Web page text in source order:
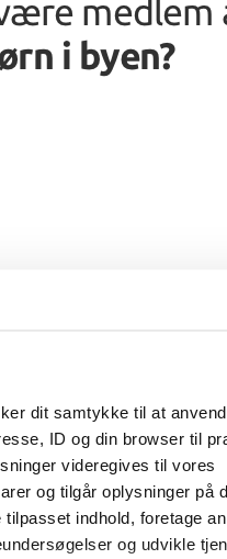
dit samtykke til at
ID og din browser til
videregives til vores
og tilgår oplysninger på
indhold, foretage
og udvikle
egen saft